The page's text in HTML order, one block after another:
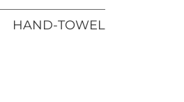
HAND-TOWEL